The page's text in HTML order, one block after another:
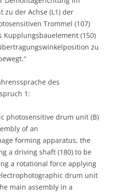
zu der Achse (L1) der
Trommel (107)
(150)
zu
des
1:
photosensitive drum unit (B)
of an
forming apparatus, the
a driving shaft (180) to be
a rotational force applying
drum unit
main assembly in a